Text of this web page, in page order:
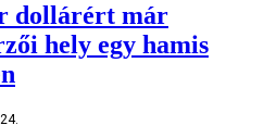
dollárért már
hely egy hamis